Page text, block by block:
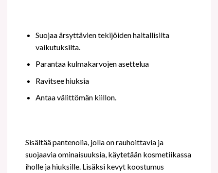
Suojaa ärsyttävien tekijöiden haitallisilta
vaikutuksilta.
Parantaa kulmakarvojen asettelua
Ravitsee hiuksia
Antaa välittömän kiillon.
Sisältää pantenolia, jolla on rauhoittavia ja
suojaavia ominaisuuksia, käytetään kosmetiikassa
iholle ja hiuksille. Lisäksi kevyt koostumus